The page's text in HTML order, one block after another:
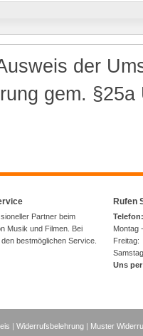
der
gem.
Partner beim
Musik und Filmen. Bei
bestmöglichen Service.
Rufen
Montag
Uns
|Widerrufsbelehrung | Muster